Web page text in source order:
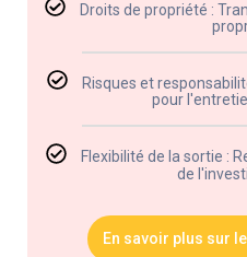
Droits de propriété :
Risques et
pour
Flexibilité de la sortie :
de
En savoir plus sur